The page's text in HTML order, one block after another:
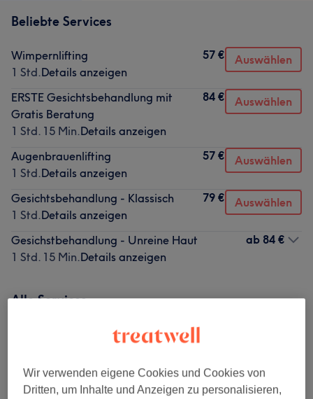
Beliebte Services
Wimpernlifting
1 Std.Details anzeigen
57 € Auswählen
ERSTE Gesichtsbehandlung mit
Gratis Beratung
1 Std. 15 Min.Details anzeigen
84 € Auswählen
Augenbrauenlifting
1 Std.Details anzeigen
57 € Auswählen
Gesichtsbehandlung - Klassisch
1 Std.Details anzeigen
79 € Auswählen
Gesichstbehandlung - Unreine Haut
1 Std. 15 Min.Details anzeigen
ab 84 €
Alle Services
(3 )
KENNENLERN- BASISBEHANDLUNG (1) 84 €
Wir verwenden eigene Cookies und Cookies von
Dritten, um Inhalte und Anzeigen zu personalisieren,